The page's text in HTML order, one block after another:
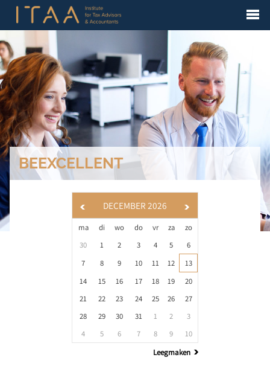
BEEXCELLENT
DECEMBER 2026
ma di wo do vr za
zo
30
1 2 3 4 5
6
7
8 9 10 11 12
13
14
15 16 17 18 19
20
21
22 23 24 25 26
27
28
29 30 31 1 2
3
4
5 6 7 8 9
10
Leegmaken